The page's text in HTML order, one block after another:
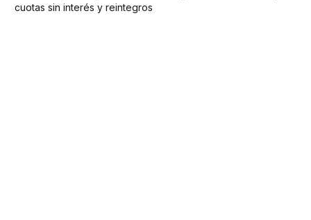
cuotas sin interés y reintegros